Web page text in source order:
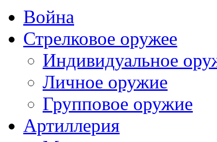
Война
Стрелковое оружее
Индивидуальное
Личное оружие
Групповое оружие
Артиллерия